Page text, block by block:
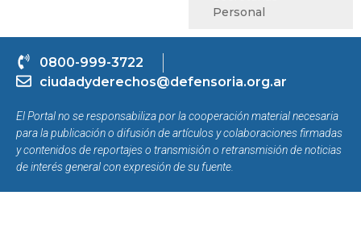
Personal
0800-999-3722
ciudadyderechos@defensoria.org.ar
El Portal no se responsabiliza por la cooperación material necesaria
para la publicación o difusión de artículos y colaboraciones firmadas
y contenidos de reportajes o transmisión o retransmisión de noticias
de interés general con expresión de su fuente.